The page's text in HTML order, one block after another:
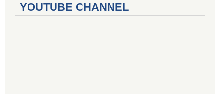
YOUTUBE CHANNEL